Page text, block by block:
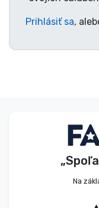
Prihlásiť sa,
Na